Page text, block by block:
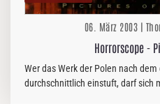
06. März 2003 |
Horrorscope -
Wer das Werk der Polen nach
durchschnittlich einstuft, darf sich